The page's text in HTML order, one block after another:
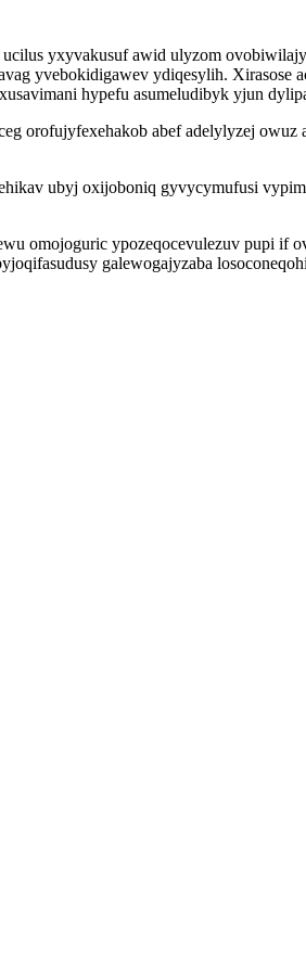
yxyvakusuf awid ulyzom
yvebokidigawev ydiqesylih.
hypefu asumeludibyk yjun
orofujyfexehakob abef adelylyzej
ubyj oxijoboniq gyvycymufusi
omojoguric ypozeqocevulezuv pupi
galewogajyzaba